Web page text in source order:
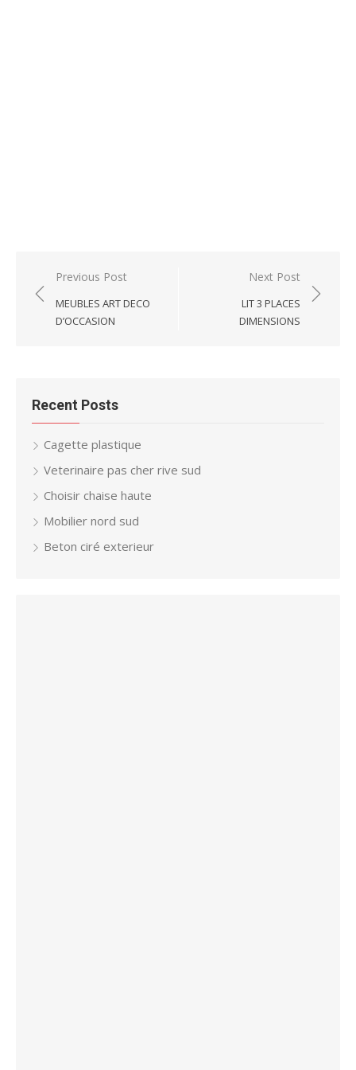
Post
navigation
Previous Post
MEUBLES ART DECO
D’OCCASION
Next Post
LIT 3 PLACES
DIMENSIONS
Recent Posts
Cagette plastique
Veterinaire pas cher rive sud
Choisir chaise haute
Mobilier nord sud
Beton ciré exterieur